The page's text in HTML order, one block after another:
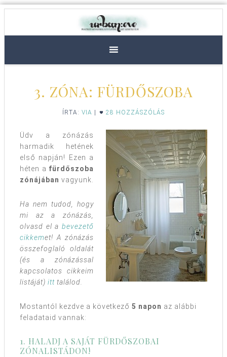
3. ZÓNA: FÜRDŐSZOBA
ÍRTA: VIA 28 HOZZÁSZÓLÁS
Üdv a zónázás
harmadik hetének
első napján! Ezen a
héten a fürdőszoba
zónájában vagyunk.
Ha nem tudod, hogy
mi az a zónázás,
olvasd el a bevezető
cikkemet! A zónázás
összefoglaló oldalát
(és a zónázással
kapcsolatos cikkeim
listáját) itt találod.
Mostantól kezdve a következő 5 napon az alábbi
feladataid vannak:
1. HALADJ A SAJÁT FÜRDŐSZOBAI
ZÓNALISTÁDON!